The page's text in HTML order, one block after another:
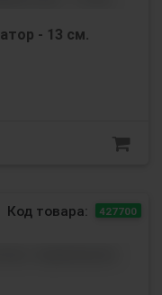
- 13 см.
Код товара: 427700